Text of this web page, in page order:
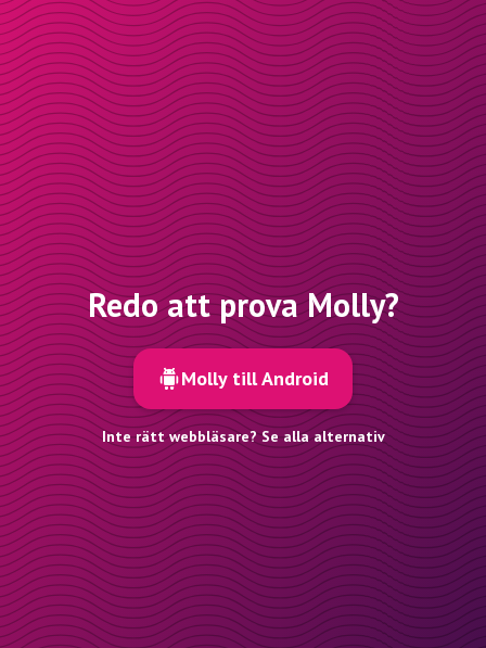
Redo att prova Molly?
Molly till Android
Inte rätt webbläsare? Se alla alternativ